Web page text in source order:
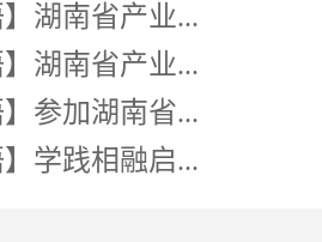
】湖南省产业...
】湖南省产业...
】参加湖南省...
】学践相融启...